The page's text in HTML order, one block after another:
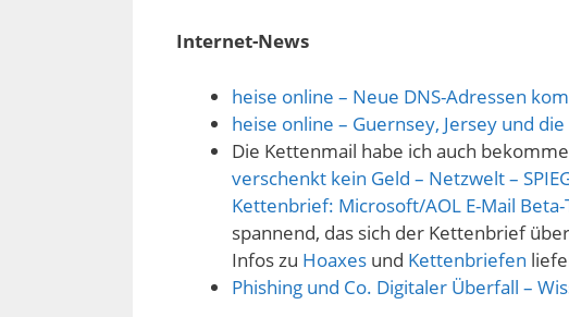
Internet-News
heise online – Neue DNS-Adressen
heise online – Guernsey, Jersey und
Die Kettenmail habe ich auch
verschenkt kein Geld – Netzwelt –
Kettenbrief: Microsoft/AOL E-Mail Beta-
spannend, das sich der Kettenbrief
Infos zu Hoaxes und Kettenbriefen
Phishing und Co. Digitaler Überfall –